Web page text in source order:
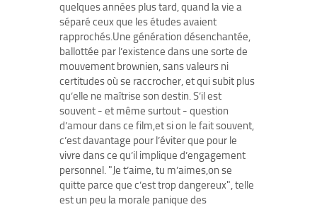
quelques années plus tard, quand la vie a
séparé ceux que les études avaient
rapprochés.Une génération désenchantée,
ballottée par l’existence dans une sorte de
mouvement brownien, sans valeurs ni
certitudes où se raccrocher, et qui subit plus
qu’elle ne maîtrise son destin. S’il est
souvent - et même surtout - question
d’amour dans ce film,et si on le fait souvent,
c’est davantage pour l’éviter que pour le
vivre dans ce qu’il implique d’engagement
personnel. "Je t’aime, tu m’aimes,on se
quitte parce que c’est trop dangereux", telle
est un peu la morale panique des